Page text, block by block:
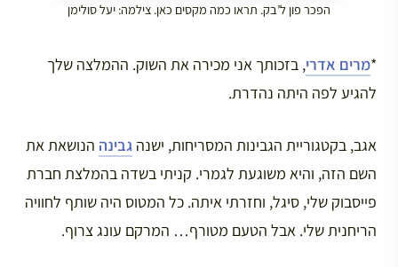
הפכר פון ל’בק. תראו כמה מקסים כאן. צילמה: יעל סולימן
*מרים אדרי, בזכותך אני מכירה את השוק. ההמלצה שלך
להגיע לפה היתה נהדרת.
אגב, בקטגוריית הגבינות המסריחות, ישנה גבינה הנושאת את
השם הזה, והיא משוגעת לגמרי. קניתי בשדה בהמלצת חברת
פייסבוק שלי, סיגל, וחזרתי איתה. כל המטוס היה שותף לחוויה
הריחנית שלי. אבל הטעם מטורף… המרקם עונג צרוף.